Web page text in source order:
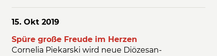
15. Okt 2019
Spüre große Freude im Herzen
Cornelia Piekarski wird neue Diözesan-